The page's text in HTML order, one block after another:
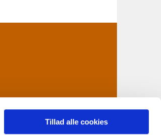
Tillad alle cookies